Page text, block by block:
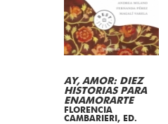
AY, AMOR: DIEZ
HISTORIAS PARA
ENAMORARTE
FLORENCIA
CAMBARIERI, ED.